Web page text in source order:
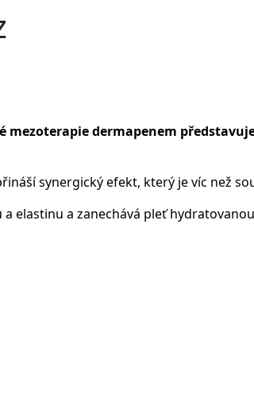
mezoterapie dermapenem
synergický efekt, který je víc než
elastinu a zanechává pleť